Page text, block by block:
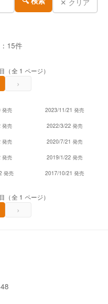
15件
全 1 ページ）
›
発売 2023/11/21 発売
発売 2022/3/22 発売
発売 2020/7/21 発売
発売 2019/1/22 発売
発売 2017/10/21 発売
全 1 ページ）
›